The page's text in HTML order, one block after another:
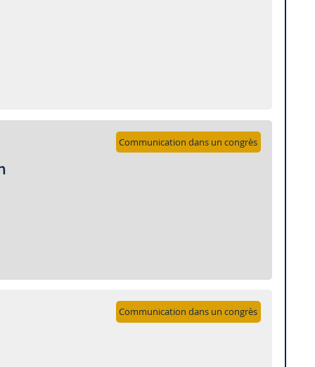
Communication dans un congrès
Communication dans un congrès